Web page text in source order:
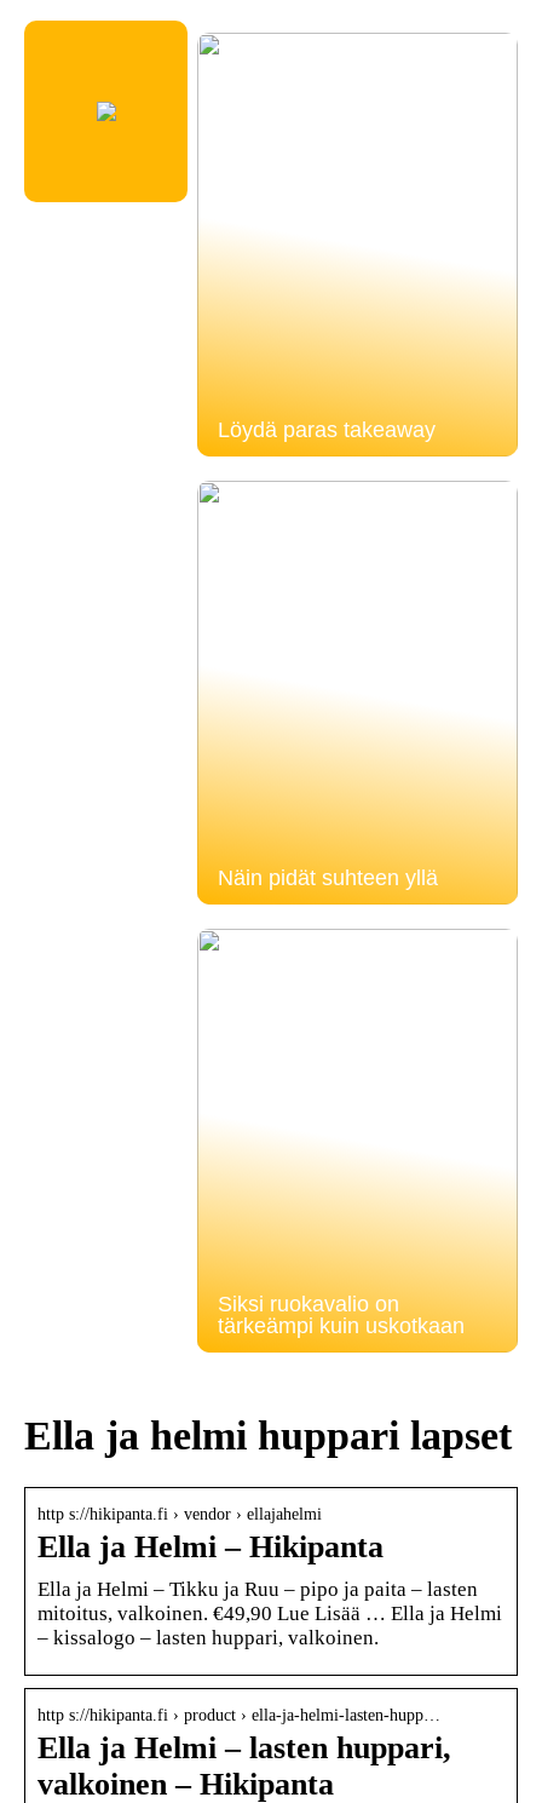
Löydä paras takeaway
Näin pidät suhteen yllä
Siksi ruokavalio on
tärkeämpi kuin uskotkaan
Ella ja helmi huppari lapset
http s://hikipanta.fi › vendor › ellajahelmi
Ella ja Helmi – Hikipanta
Ella ja Helmi – Tikku ja Ruu – pipo ja paita – lasten
mitoitus, valkoinen. €49,90 Lue Lisää … Ella ja Helmi
– kissalogo – lasten huppari, valkoinen.
http s://hikipanta.fi › product › ella-ja-helmi-lasten-hupp…
Ella ja Helmi – lasten huppari,
valkoinen – Hikipanta